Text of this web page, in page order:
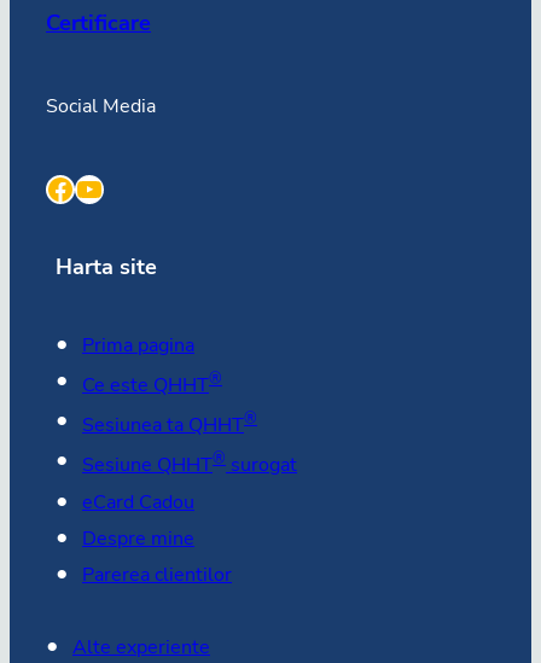
Certificare
Social Media
Facebook YouTube
Harta site
Prima pagina
Ce este QHHT®
Sesiunea ta QHHT®
Sesiune QHHT®surogat
eCard Cadou
Despre mine
Parerea clientilor
Alte experiente